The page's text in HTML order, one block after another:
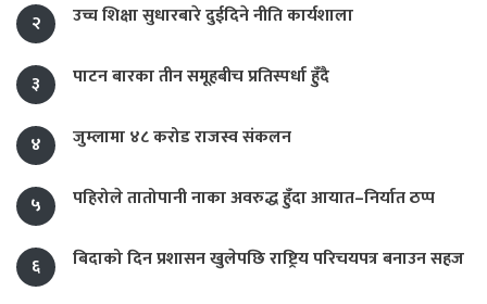
२ उच्च शिक्षा सुधारबारे दुईदिने नीति कार्यशाला
३ पाटन बारका तीन समूहबीच प्रतिस्पर्धा हुँदै
४ जुम्लामा ४८ करोड राजस्व संकलन
५ पहिरोले तातोपानी नाका अवरुद्ध हुँदा आयात–निर्यात ठप्प
६ बिदाको दिन प्रशासन खुलेपछि राष्ट्रिय परिचयपत्र बनाउन सहज